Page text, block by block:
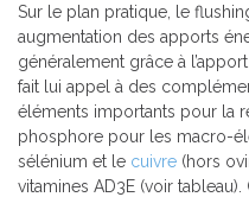
Sur le plan pratique, le
augmentation des apports
généralement grâce à
fait lui appel à des
éléments importants pour la
phosphore pour les macro-
sélénium et le cuivre (hors
vitamines AD3E (voir